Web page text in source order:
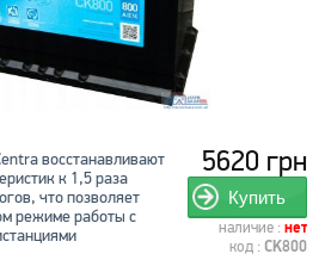
5620 грн
Купить
наличие : нет
код : CK800
восстанавливают
к 1,5 раза
что позволяет
режиме работы с